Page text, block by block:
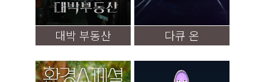
대박 부동산 다큐 온